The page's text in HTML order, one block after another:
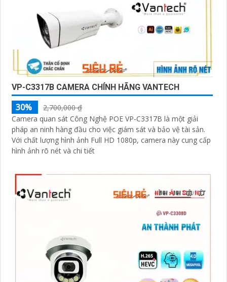
VP-C3317B CAMERA CHÍNH HÃNG VANTECH
30%
2,700,000 ₫
Camera quan sát Công Nghệ POE VP-C3317B là một giải
pháp an ninh hàng đầu cho việc giám sát và bảo vệ tài sản.
Với chất lượng hình ảnh Full HD 1080p, camera này cung cấp
hình ảnh rõ nét và chi tiết